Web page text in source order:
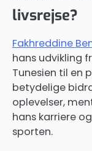
livsrejse?
Fakhreddine
hans udvikling
Tunesien til en
betydelige
oplevelser,
hans karriere
sporten.